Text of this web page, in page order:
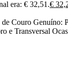
era: € 32,51.€
Couro Genuíno:
e Transversal